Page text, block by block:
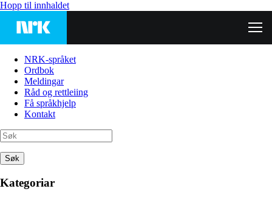
Hopp til innhaldet
NRK-språket
Ordbok
Meldingar
Råd og rettleiing
Få språkhjelp
Kontakt
Søk
Kategoriar